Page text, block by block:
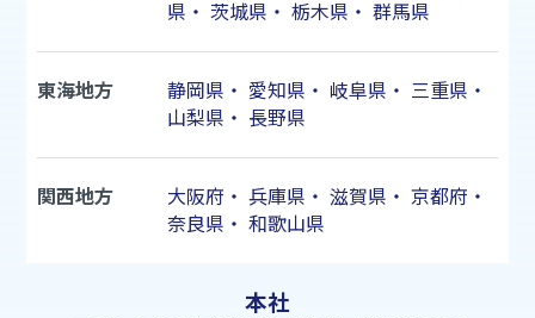
県 ・ 茨城県 ・ 栃木県 ・ 群馬県
東海地方 静岡県 ・ 愛知県 ・ 岐阜県 ・ 三重県 ・
山梨県 ・ 長野県
関西地方 大阪府 ・ 兵庫県 ・ 滋賀県 ・ 京都府 ・
奈良県 ・ 和歌山県
本社